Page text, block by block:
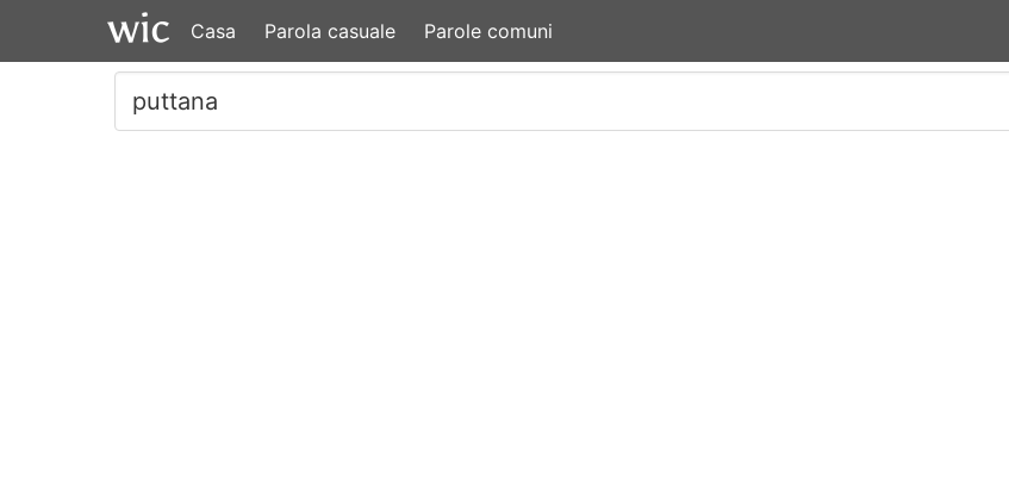
Casa Parola casuale Parole comuni